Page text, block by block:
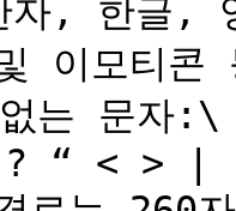
이모티콘